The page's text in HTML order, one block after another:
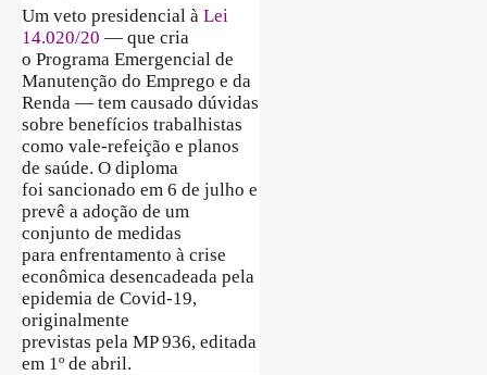
Um veto presidencial à Lei
14.020/20 — que cria
o Programa Emergencial de
Manutenção do Emprego e da
Renda — tem causado dúvidas
sobre benefícios trabalhistas
como vale-refeição e planos
de saúde. O diploma
foi sancionado em 6 de julho e
prevê a adoção de um
conjunto de medidas
para enfrentamento à crise
econômica desencadeada pela
epidemia de Covid-19,
originalmente
previstas pela MP 936, editada
em 1º de abril.